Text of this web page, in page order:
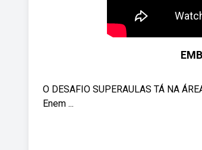
O DESAFIO SUPERAULAS TÁ NA
Enem ...